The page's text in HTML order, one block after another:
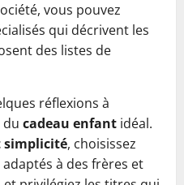
vous pouvez
qui décrivent les
des listes de
réflexions à
du cadeau enfant idéal.
simplicité, choisissez
à des frères et